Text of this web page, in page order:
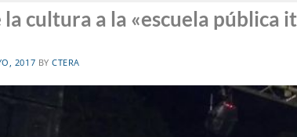
cultura a la «escuela pública
2017 BYCTERA